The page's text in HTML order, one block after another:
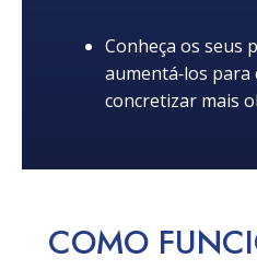
Conheça os seus
aumentá‑los para
concretizar mais
COMO